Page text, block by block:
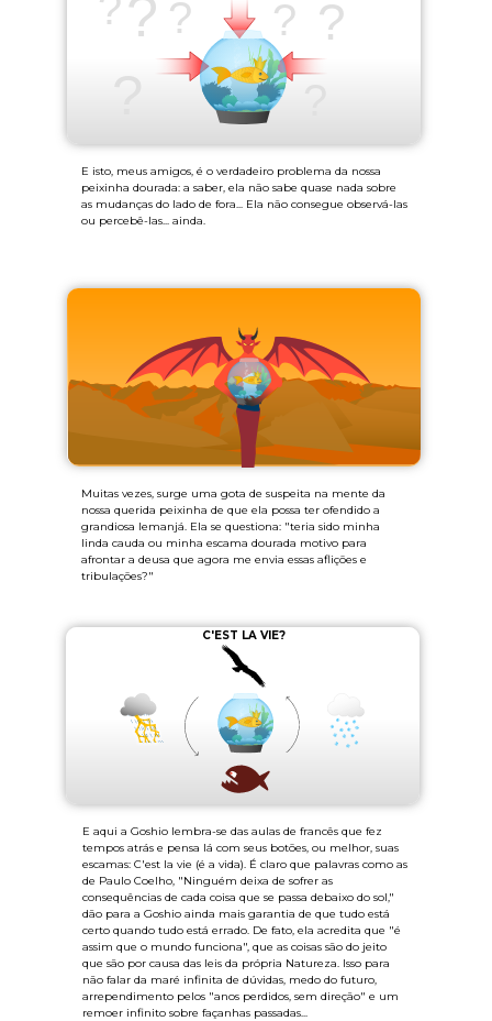
E aqui a Goshio lembra-se das aulas de francês que fez
tempos atrás e pensa lá com seus botões, ou melhor, suas
escamas: C'est la vie (é a vida). É claro que palavras como as
de Paulo Coelho, "Ninguém deixa de sofrer as
consequências de cada coisa que se passa debaixo do sol,"
dão para a Goshio ainda mais garantia de que tudo está
certo quando tudo está errado. De fato, ela acredita que "é
assim que o mundo funciona", que as coisas são do jeito
que são por causa das leis da própria Natureza. Isso para
não falar da maré infinita de dúvidas, medo do futuro,
arrependimento pelos "anos perdidos, sem direção" e um
remoer infinito sobre façanhas passadas...
Muitas vezes, surge uma gota de suspeita na mente da
nossa querida peixinha de que ela possa ter ofendido a
grandiosa Iemanjá. Ela se questiona: "teria sido minha
linda cauda ou minha escama dourada motivo para
afrontar a deusa que agora me envia essas aflições e
tribulações?"
E isto, meus amigos, é o verdadeiro problema da nossa
peixinha dourada: a saber, ela não sabe quase nada sobre
as mudanças do lado de fora... Ela não consegue observá-las
ou percebê-las... ainda.
C'EST LA VIE?